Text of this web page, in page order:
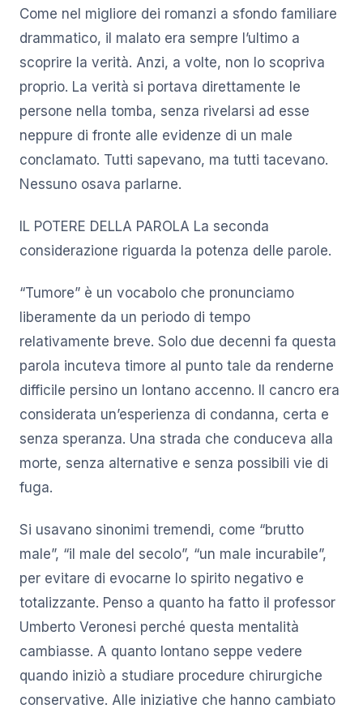
Come nel migliore dei romanzi a sfondo familiare
drammatico, il malato era sempre l’ultimo a
scoprire la verità. Anzi, a volte, non lo scopriva
proprio. La verità si portava direttamente le
persone nella tomba, senza rivelarsi ad esse
neppure di fronte alle evidenze di un male
conclamato. Tutti sapevano, ma tutti tacevano.
Nessuno osava parlarne.
IL POTERE DELLA PAROLA La seconda
considerazione riguarda la potenza delle parole.
“Tumore” è un vocabolo che pronunciamo
liberamente da un periodo di tempo
relativamente breve. Solo due decenni fa questa
parola incuteva timore al punto tale da renderne
difficile persino un lontano accenno. Il cancro era
considerata un’esperienza di condanna, certa e
senza speranza. Una strada che conduceva alla
morte, senza alternative e senza possibili vie di
fuga.
Si usavano sinonimi tremendi, come “brutto
male”, “il male del secolo”, “un male incurabile”,
per evitare di evocarne lo spirito negativo e
totalizzante. Penso a quanto ha fatto il professor
Umberto Veronesi perché questa mentalità
cambiasse. A quanto lontano seppe vedere
quando iniziò a studiare procedure chirurgiche
conservative. Alle iniziative che hanno cambiato